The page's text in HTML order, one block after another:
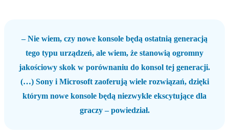
– Nie wiem, czy nowe konsole będą ostatnią generacją
tego typu urządzeń, ale wiem, że stanowią ogromny
jakościowy skok w porównaniu do konsol tej generacji.
(…) Sony i Microsoft zaoferują wiele rozwiązań, dzięki
którym nowe konsole będą niezwykle ekscytujące dla
graczy – powiedział.